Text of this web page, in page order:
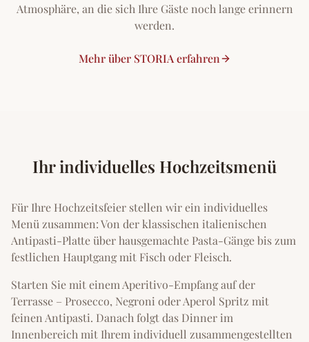
Atmosphäre, an die sich Ihre Gäste noch lange erinnern
werden.
Mehr über STORIA erfahren
Ihr individuelles Hochzeitsmenü
Für Ihre Hochzeitsfeier stellen wir ein individuelles
Menü zusammen: Von der klassischen italienischen
Antipasti-Platte über hausgemachte Pasta-Gänge bis zum
festlichen Hauptgang mit Fisch oder Fleisch.
Starten Sie mit einem Aperitivo-Empfang auf der
Terrasse – Prosecco, Negroni oder Aperol Spritz mit
feinen Antipasti. Danach folgt das Dinner im
Innenbereich mit Ihrem individuell zusammengestellten